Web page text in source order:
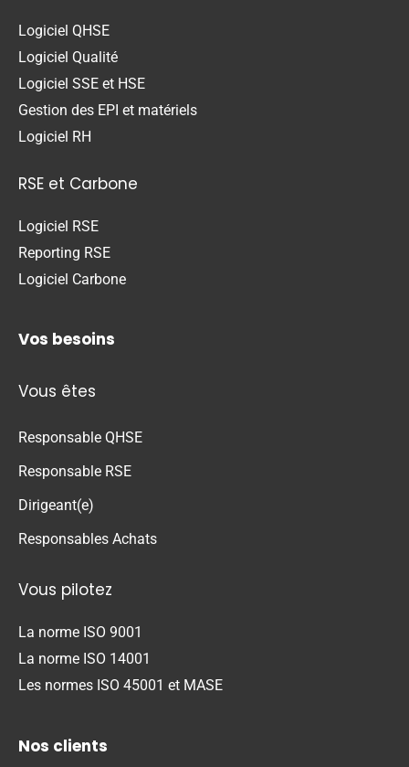
Logiciel QHSE
Logiciel Qualité
Logiciel SSE et HSE
Gestion des EPI et matériels
Logiciel RH
RSE et Carbone
Logiciel RSE
Reporting RSE
Logiciel Carbone
Vos besoins
Vous êtes
Responsable QHSE
Responsable RSE
Dirigeant(e)
Responsables Achats
Vous pilotez
La norme ISO 9001
La norme ISO 14001
Les normes ISO 45001 et MASE
Nos clients